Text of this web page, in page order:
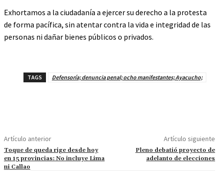
Exhortamos a la ciudadanía a ejercer su derecho a la protesta
de forma pacífica, sin atentar contra la vida e integridad de las
personas ni dañar bienes públicos o privados.
TAGS Defensoría; denuncia penal; ocho manifestantes; Ayacucho;
Artículo anterior
Toque de queda rige desde hoy
en 15 provincias: No incluye Lima
ni Callao
Artículo siguiente
Pleno debatió proyecto de
adelanto de elecciones